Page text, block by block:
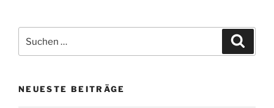
nach:
NEUESTE BEITRÄGE